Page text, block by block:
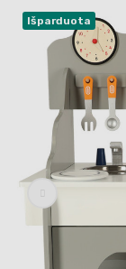
Išparduota